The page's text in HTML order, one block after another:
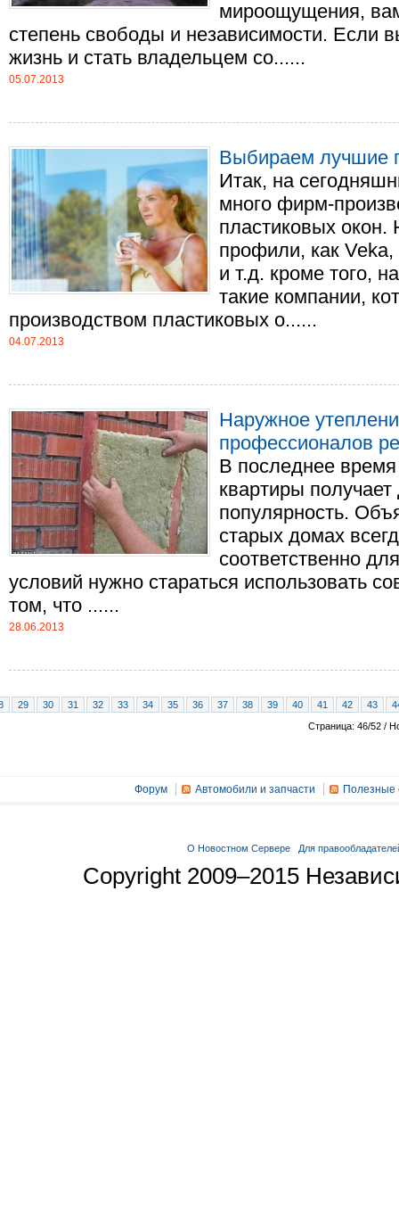
мироощущения,
степень свободы и независимости. Если
жизнь и стать владельцем со......
05.07.2013
Выбираем лучшие
Итак, на
много фирм-
пластиковых
профили, как
и т.д. кроме того,
такие компании,
производством пластиковых о......
04.07.2013
Наружное
профессионалов
В последнее
квартиры
популярность.
старых домах
соответственно
условий нужно стараться использовать
том, что ......
28.06.2013
29 30 31 32 33 34 35 36 37 38 39 40 41 42 43
Страница: 46/52 /
Форум Автомобили и запчасти Полезные
О Новостном Сервере Для
Copyright 2009–2015